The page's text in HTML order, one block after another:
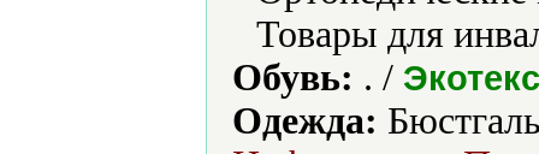
Товары для
Обувь: . /
Одежда: